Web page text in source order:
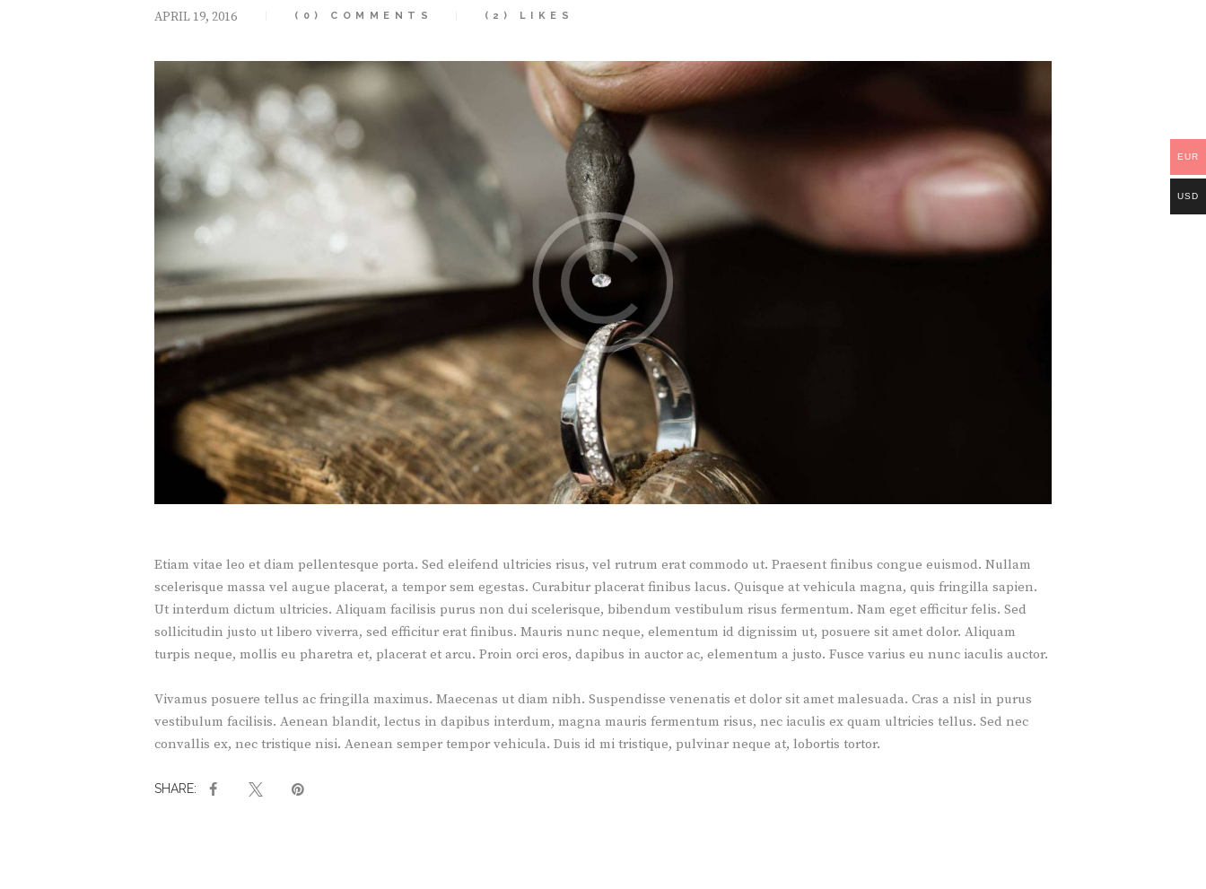
APRIL 19, 2016 (0) COMMENTS (2) LIKES
Etiam vitae leo et diam pellentesque porta. Sed eleifend ultricies risus, vel rutrum erat commodo ut. Praesent finibus congue euismod. Nullam
scelerisque massa vel augue placerat, a tempor sem egestas. Curabitur placerat finibus lacus. Quisque at vehicula magna, quis fringilla sapien.
Ut interdum dictum ultricies. Aliquam facilisis purus non dui scelerisque, bibendum vestibulum risus fermentum. Nam eget efficitur felis. Sed
sollicitudin justo ut libero viverra, sed efficitur erat finibus. Mauris nunc neque, elementum id dignissim ut, posuere sit amet dolor. Aliquam
turpis neque, mollis eu pharetra et, placerat et arcu. Proin orci eros, dapibus in auctor ac, elementum a justo. Fusce varius eu nunc iaculis auctor.
Vivamus posuere tellus ac fringilla maximus. Maecenas ut diam nibh. Suspendisse venenatis et dolor sit amet malesuada. Cras a nisl in purus
vestibulum facilisis. Aenean blandit, lectus in dapibus interdum, magna mauris fermentum risus, nec iaculis ex quam ultricies tellus. Sed nec
convallis ex, nec tristique nisi. Aenean semper tempor vehicula. Duis id mi tristique, pulvinar neque at, lobortis tortor.
SHARE:
EUR
USD